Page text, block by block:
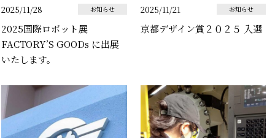
2025/11/28 お知らせ
2025国際ロボット展
FACTORY’S GOODs に出展
いたします。
2025/11/21 お知らせ
京都デザイン賞２０２５ 入選